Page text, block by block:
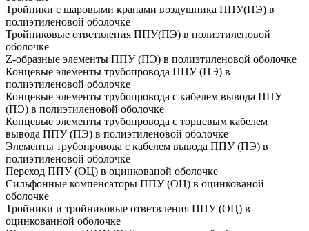
Тройники с шаровыми кранами воздушника ППУ(ПЭ) в
полиэтиленовой оболочке
Тройниковые ответвления ППУ(ПЭ) в полиэтиленовой
оболочке
Z-образные элементы ППУ (ПЭ) в полиэтиленовой оболочке
Концевые элементы трубопровода ППУ (ПЭ) в
полиэтиленовой оболочке
Концевые элементы трубопровода с кабелем вывода ППУ
(ПЭ) в полиэтиленовой оболочке
Концевые элементы трубопровода с торцевым кабелем
вывода ППУ (ПЭ) в полиэтиленовой оболочке
Элементы трубопровода с кабелем вывода ППУ (ПЭ) в
полиэтиленовой оболочке
Переход ППУ (ОЦ) в оцинкованой оболочке
Сильфонные компенсаторы ППУ (ОЦ) в оцинкованой
оболочке
Тройники и тройниковые ответвления ППУ (ОЦ) в
оцинкованной оболочке